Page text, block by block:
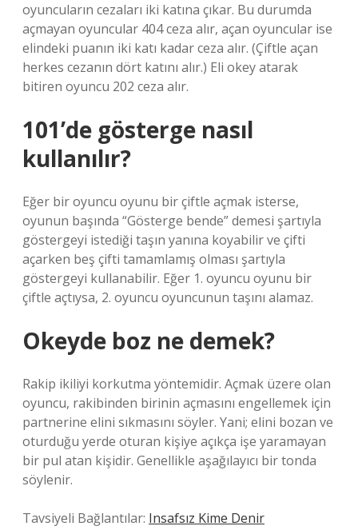
oyuncuların cezaları iki katına çıkar. Bu durumda
açmayan oyuncular 404 ceza alır, açan oyuncular ise
elindeki puanın iki katı kadar ceza alır. (Çiftle açan
herkes cezanın dört katını alır.) Eli okey atarak
bitiren oyuncu 202 ceza alır.
101’de gösterge nasıl
kullanılır?
Eğer bir oyuncu oyunu bir çiftle açmak isterse,
oyunun başında “Gösterge bende” demesi şartıyla
göstergeyi istediği taşın yanına koyabilir ve çifti
açarken beş çifti tamamlamış olması şartıyla
göstergeyi kullanabilir. Eğer 1. oyuncu oyunu bir
çiftle açtıysa, 2. oyuncu oyuncunun taşını alamaz.
Okeyde boz ne demek?
Rakip ikiliyi korkutma yöntemidir. Açmak üzere olan
oyuncu, rakibinden birinin açmasını engellemek için
partnerine elini sıkmasını söyler. Yani; elini bozan ve
oturduğu yerde oturan kişiye açıkça işe yaramayan
bir pul atan kişidir. Genellikle aşağılayıcı bir tonda
söylenir.
Tavsiyeli Bağlantılar: Insafsız Kime Denir